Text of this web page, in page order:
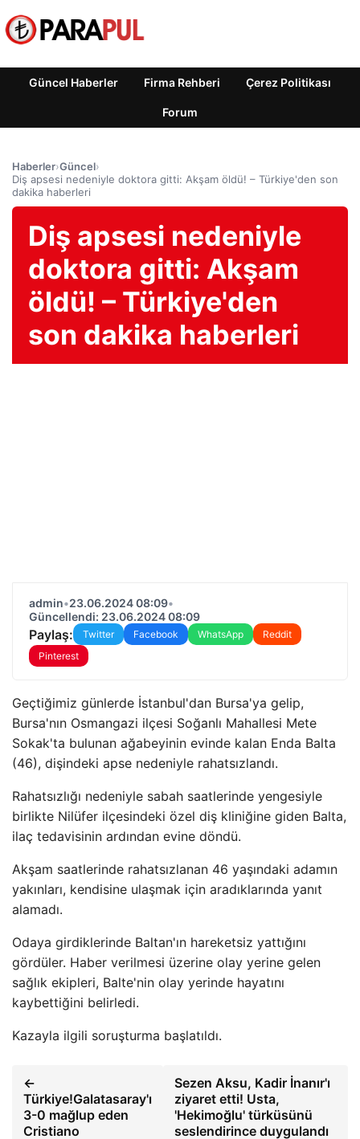
Güncel Haberler Firma Rehberi Çerez Politikası
Forum
Haberler›Güncel›
Diş apsesi nedeniyle doktora gitti: Akşam öldü! – Türkiye'den son
dakika haberleri
Diş apsesi nedeniyle
doktora gitti: Akşam
öldü! – Türkiye'den
son dakika haberleri
admin•23.06.2024 08:09•
Güncellendi: 23.06.2024 08:09
Paylaş: Twitter Facebook WhatsApp
Reddit
Pinterest
Geçtiğimiz günlerde İstanbul'dan Bursa'ya gelip,
Bursa'nın Osmangazi ilçesi Soğanlı Mahallesi Mete
Sokak'ta bulunan ağabeyinin evinde kalan Enda Balta
(46), dişindeki apse nedeniyle rahatsızlandı.
Rahatsızlığı nedeniyle sabah saatlerinde yengesiyle
birlikte Nilüfer ilçesindeki özel diş kliniğine giden Balta,
ilaç tedavisinin ardından evine döndü.
Akşam saatlerinde rahatsızlanan 46 yaşındaki adamın
yakınları, kendisine ulaşmak için aradıklarında yanıt
alamadı.
Odaya girdiklerinde Baltan'ın hareketsiz yattığını
gördüler. Haber verilmesi üzerine olay yerine gelen
sağlık ekipleri, Balte'nin olay yerinde hayatını
kaybettiğini belirledi.
Kazayla ilgili soruşturma başlatıldı.
←
Türkiye!Galatasaray'ı
3-0 mağlup eden
Cristiano
Sezen Aksu, Kadir İnanır'ı
ziyaret etti! Usta,
'Hekimoğlu' türküsünü
seslendirince duygulandı